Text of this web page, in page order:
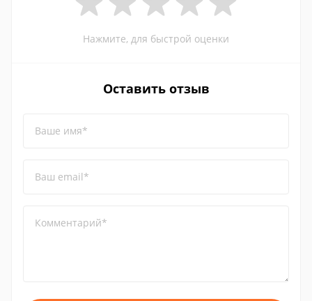
Нажмите, для быстрой оценки
Оставить отзыв
Ваше имя*
Ваш email*
Комментарий*